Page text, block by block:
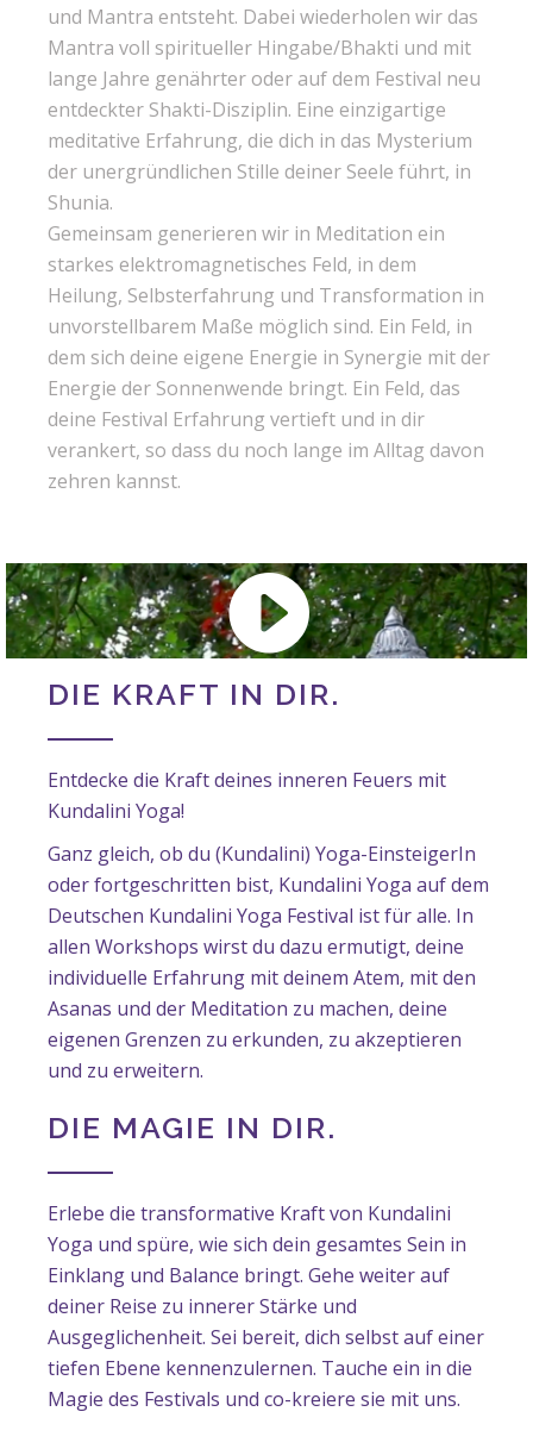
und Mantra entsteht. Dabei wiederholen wir das
Mantra voll spiritueller Hingabe/Bhakti und mit
lange Jahre genährter oder auf dem Festival neu
entdeckter Shakti-Disziplin. Eine einzigartige
meditative Erfahrung, die dich in das Mysterium
der unergründlichen Stille deiner Seele führt, in
Shunia.
Gemeinsam generieren wir in Meditation ein
starkes elektromagnetisches Feld, in dem
Heilung, Selbsterfahrung und Transformation in
unvorstellbarem Maße möglich sind. Ein Feld, in
dem sich deine eigene Energie in Synergie mit der
Energie der Sonnenwende bringt. Ein Feld, das
deine Festival Erfahrung vertieft und in dir
verankert, so dass du noch lange im Alltag davon
zehren kannst.
DIE KRAFT IN DIR.
Entdecke die Kraft deines inneren Feuers mit
Kundalini Yoga!
Ganz gleich, ob du (Kundalini) Yoga-EinsteigerIn
oder fortgeschritten bist, Kundalini Yoga auf dem
Deutschen Kundalini Yoga Festival ist für alle. In
allen Workshops wirst du dazu ermutigt, deine
individuelle Erfahrung mit deinem Atem, mit den
Asanas und der Meditation zu machen, deine
eigenen Grenzen zu erkunden, zu akzeptieren
und zu erweitern.
DIE MAGIE IN DIR.
Erlebe die transformative Kraft von Kundalini
Yoga und spüre, wie sich dein gesamtes Sein in
Einklang und Balance bringt. Gehe weiter auf
deiner Reise zu innerer Stärke und
Ausgeglichenheit. Sei bereit, dich selbst auf einer
tiefen Ebene kennenzulernen. Tauche ein in die
Magie des Festivals und co-kreiere sie mit uns.